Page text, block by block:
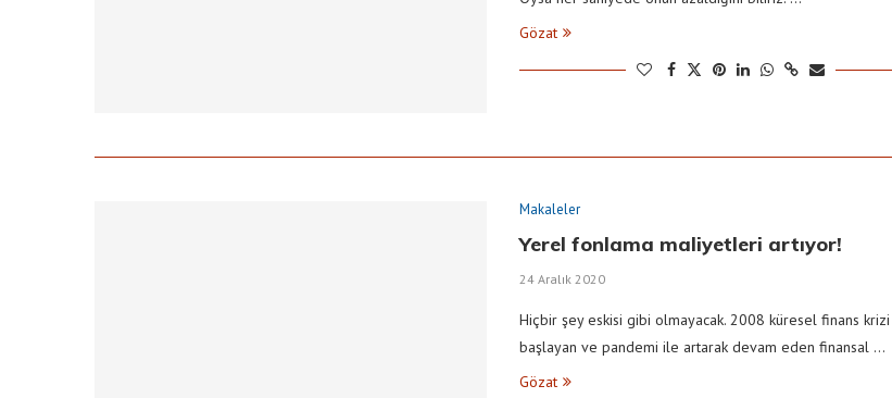
Gözat
Makaleler
Yerel fonlama maliyetleri artıyor!
24 Aralık 2020
Hiçbir şey eskisi gibi olmayacak. 2008 küresel finans
başlayan ve pandemi ile artarak devam eden finansal …
Gözat